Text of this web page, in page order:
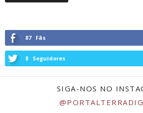
87 Fãs
8 Seguidores
SIGA-NOS NO